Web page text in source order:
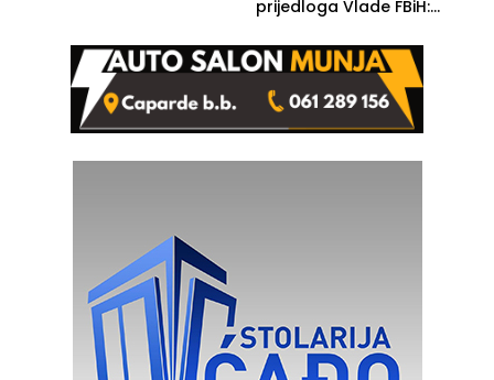
prijedloga Vlade FBiH:
rješenje